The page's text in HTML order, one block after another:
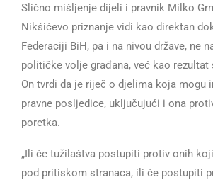
Slično mišljenje dijeli i pravnik Milko
Nikšićevo priznanje vidi kao direktan
Federaciji BiH, pa i na nivou države, ne
političke volje građana, već kao
On tvrdi da je riječ o djelima koja mogu
pravne posljedice, uključujući i ona
poretka.
„Ili će tužilaštva postupiti protiv onih
pod pritiskom stranaca, ili će postupiti